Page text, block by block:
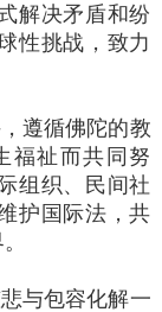
解决矛盾和纷
性挑战，致力
遵循佛陀的教
福祉而共同努
组织、民间社
护国际法，共
与包容化解一